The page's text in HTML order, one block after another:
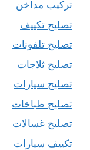
تركيب مداخن
تصليح تكييف
تصليح تلفونات
تصليح ثلاجات
تصليح سيارات
تصليح طباخات
تصليح غسالات
تكييف سيارات